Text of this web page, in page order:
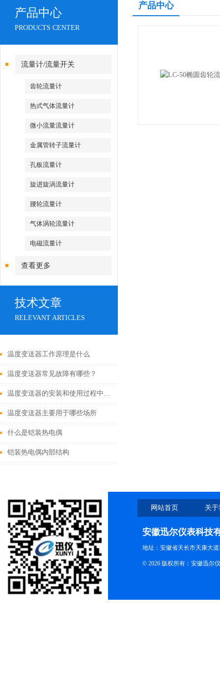
产品中心
PRODUCTS CENTER
流量计/流量开关
齿轮流量计
热式气体流量计
微小流量流量计
金属管转子流量计
孔板流量计
旋进旋涡流量计
腰轮流量计
气体涡轮流量计
电磁流量计
查看更多
技术文章
RELEVANT ARTICLES
温度变送器工作原理是什么
温度变送器常见故障有哪些？
温度变送器的安装和使用过程中需要注意哪些事项？
温度变送器主要用于哪些场所
什么是铠装热电偶
铠装热电偶内部结构
产品中心
网站首页 关
安徽迅尔仪表科技
地址：安徽省天长市天康大道
© 2026 版权所有：安徽迅尔